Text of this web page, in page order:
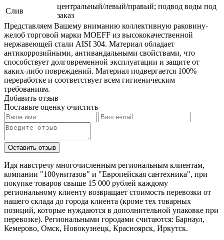
Слив
центральный/левый/правый; подвод воды под
заказ
Представляем Вашему вниманию коллективную раковину-
желоб торговой марки MOEFF из высококачественной
нержавеющей стали AISI 304. Материал обладает
антикоррозийными, антивандальными свойствами, что
способствует долговременной эксплуатации и защите от
каких-либо повреждений. Материал подвергается 100%
переработке и соответствует всем гигиеническим
требованиям.
Добавить отзыв
Поставьте оценку очистить
Идя навстречу многочисленным региональным клиентам,
компании "100унитазов" и "Европейская сантехника", при
покупке товаров свыше 15 000 рублей каждому
региональному клиенту возвращает стоимость перевозки от
нашего склада до города клиента (кроме тех товарных
позиций, которые нуждаются в дополнительной упаковке при
перевозке). Региональными городами считаются: Барнаул,
Кемерово, Омск, Новокузнецк, Красноярск, Иркутск.